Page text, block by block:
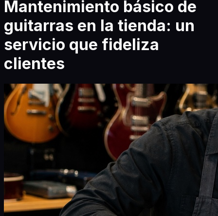
Mantenimiento básico de
guitarras en la tienda: un
servicio que fideliza
clientes